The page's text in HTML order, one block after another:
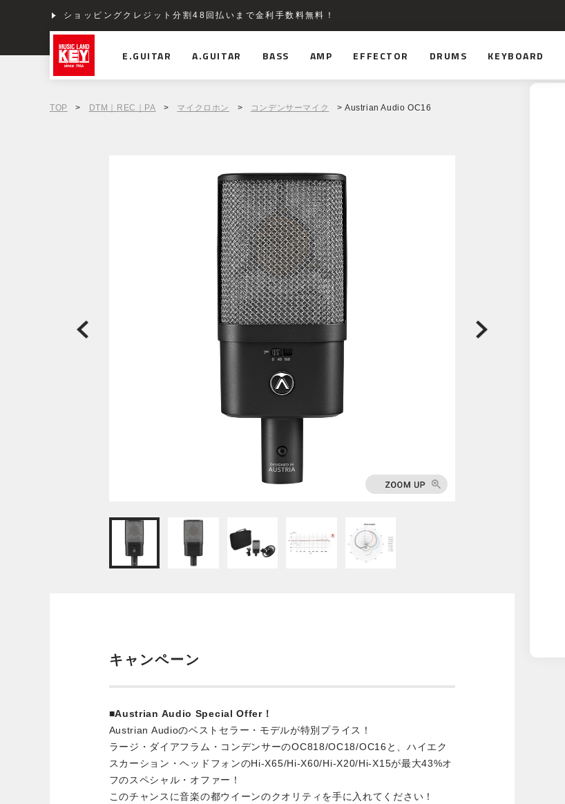
ショッピングクレジット分割48回払いまで金利手数料無料！
E.GUITAR A.GUITAR BASS AMP EFFECTOR DRUMS KEYBOARD
TOP > DTM｜REC｜PA > マイクロホン > コンデンサーマイク > Austrian Audio OC16
キャンペーン
■Austrian Audio Special Offer！
Austrian Audioのベストセラー・モデルが特別プライス！
ラージ・ダイアフラム・コンデンサーのOC818/OC18/OC16と、ハイエク
スカーション・ヘッドフォンのHi-X65/Hi-X60/Hi-X20/Hi-X15が最大43%オ
フのスペシャル・オファー！
このチャンスに音楽の都ウイーンのクオリティを手に入れてください！